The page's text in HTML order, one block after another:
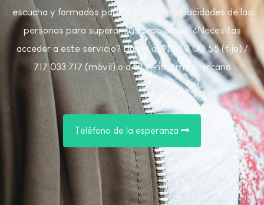
escucha y formados para activar las capacidades de las
personas para superar sus problemas. ¿Necesitas
acceder a este servicio? Llama al 914 59 00 55 (fijo) /
717 033 717 (móvil) o a tu centro más cercano
Teléfono de la esperanza